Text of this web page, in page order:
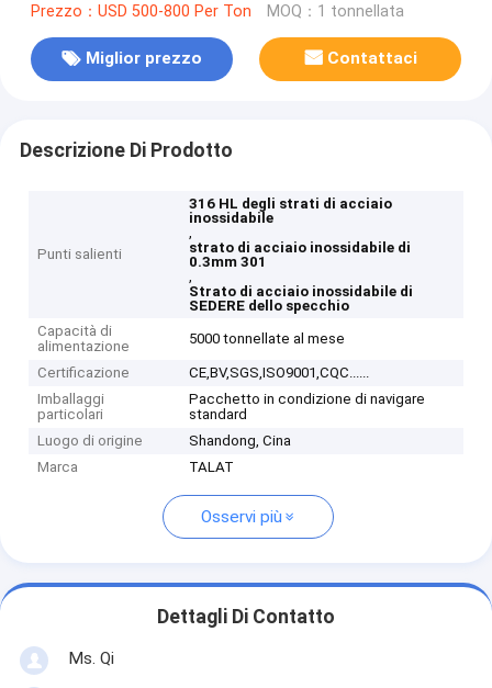
Prezzo：USD 500-800 Per Ton MOQ：1 tonnellata
Miglior prezzo Contattaci
Descrizione Di Prodotto
Punti salienti
316 HL degli strati di acciaio
inossidabile
,
strato di acciaio inossidabile di
0.3mm 301
,
Strato di acciaio inossidabile di
SEDERE dello specchio
Capacità di
alimentazione
5000 tonnellate al mese
Certificazione
CE,BV,SGS,ISO9001,CQC......
Imballaggi
particolari
Pacchetto in condizione di navigare
standard
Luogo di origine
Shandong, Cina
Marca
TALAT
Osservi più
Dettagli Di Contatto
Ms. Qi